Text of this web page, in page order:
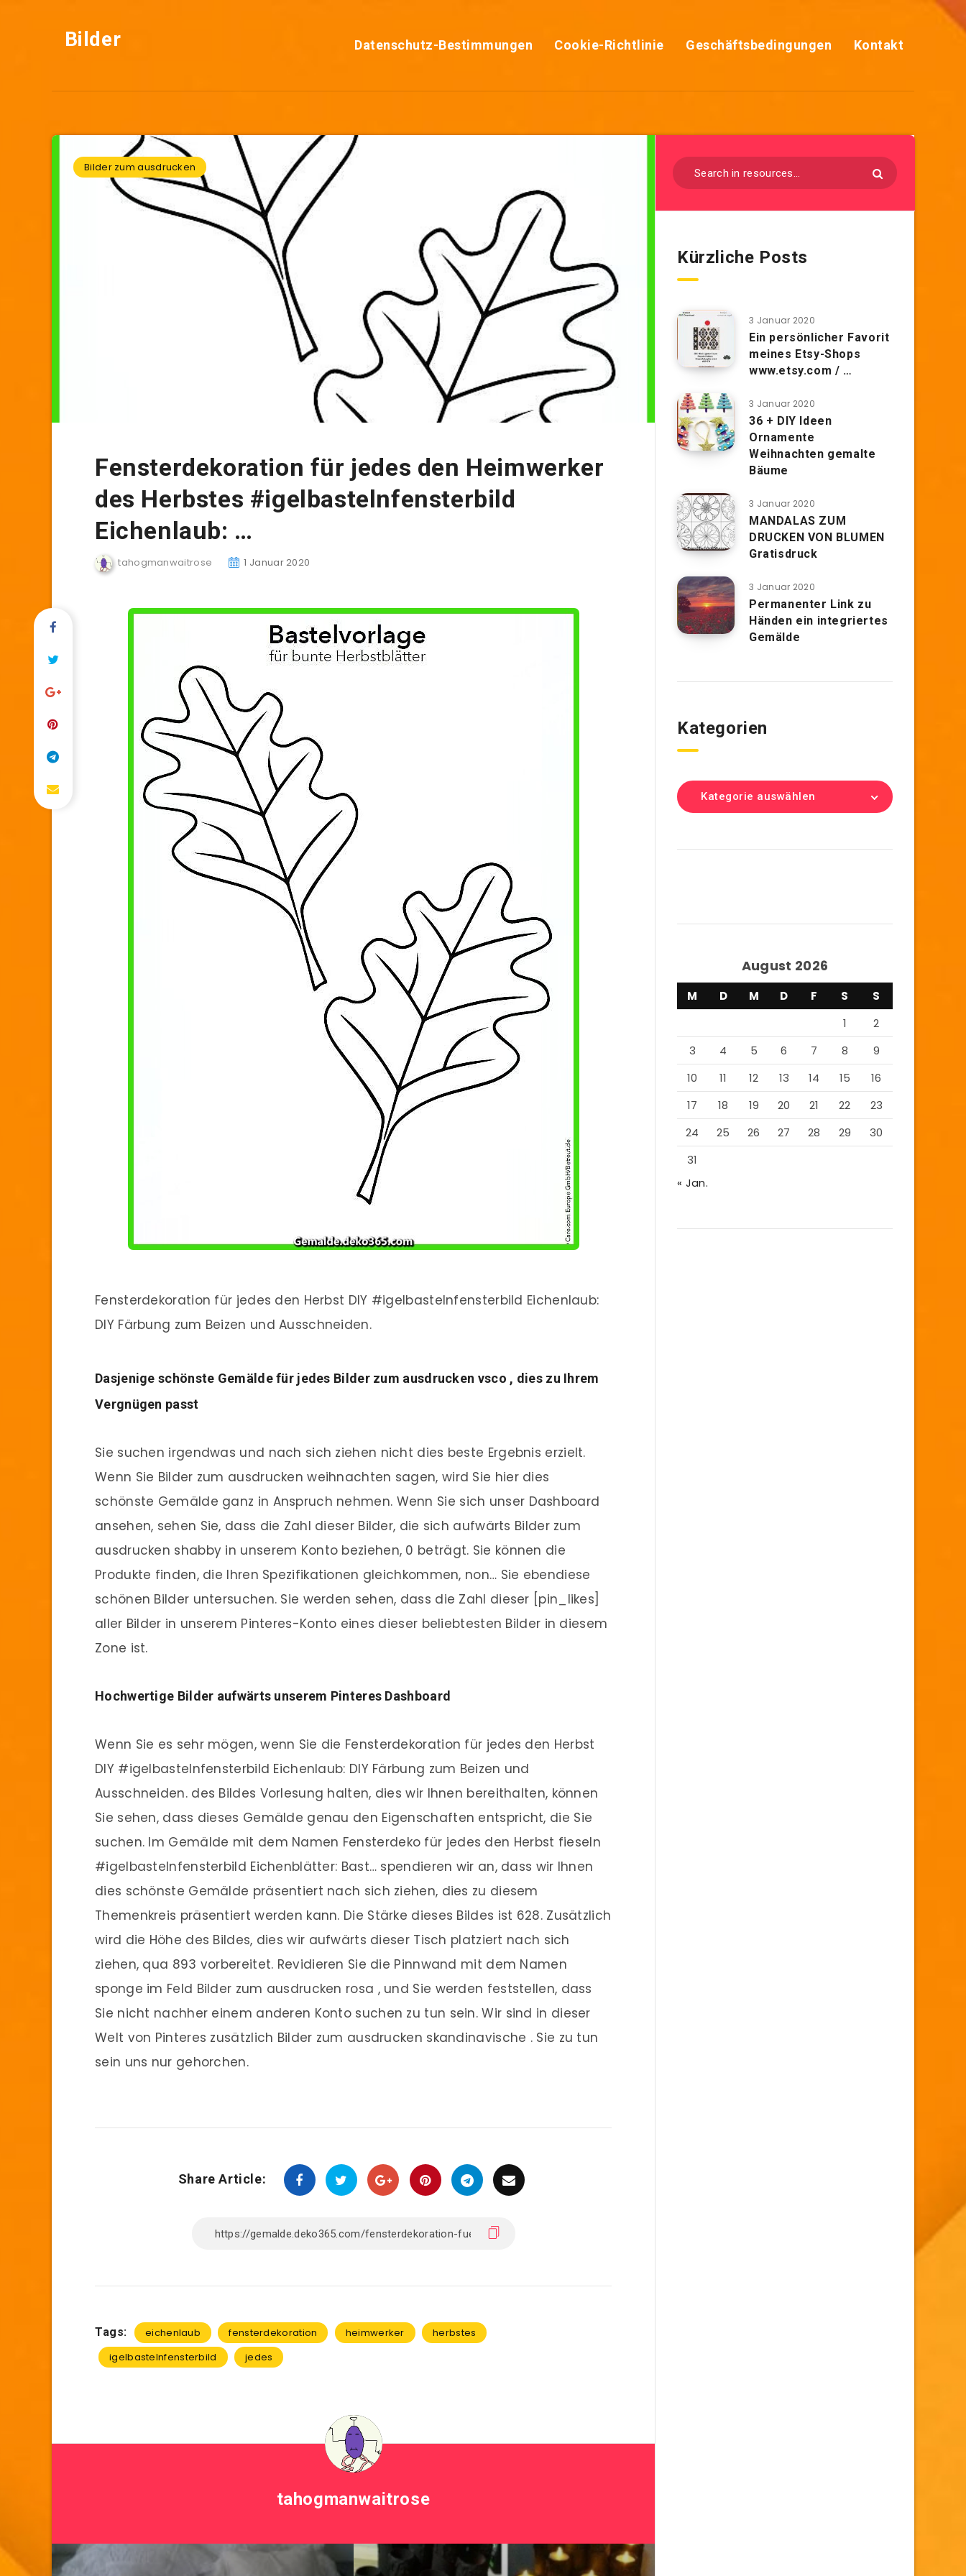
Bilder Datenschutz-Bestimmungen Cookie-Richtlinie Geschäftsbedingungen Kontakt
Bilder zum ausdrucken
Fensterdekoration für jedes den Heimwerker
des Herbstes #igelbastelnfensterbild
Eichenlaub: …
tahogmanwaitrose 1 Januar 2020
Fensterdekoration für jedes den Herbst DIY #igelbastelnfensterbild Eichenlaub:
DIY Färbung zum Beizen und Ausschneiden.
Dasjenige schönste Gemälde für jedes Bilder zum ausdrucken vsco , dies zu Ihrem
Vergnügen passt
Sie suchen irgendwas und nach sich ziehen nicht dies beste Ergebnis erzielt.
Wenn Sie Bilder zum ausdrucken weihnachten sagen, wird Sie hier dies
schönste Gemälde ganz in Anspruch nehmen. Wenn Sie sich unser Dashboard
ansehen, sehen Sie, dass die Zahl dieser Bilder, die sich aufwärts Bilder zum
ausdrucken shabby in unserem Konto beziehen, 0 beträgt. Sie können die
Produkte finden, die Ihren Spezifikationen gleichkommen, non… Sie ebendiese
schönen Bilder untersuchen. Sie werden sehen, dass die Zahl dieser [pin_likes]
aller Bilder in unserem Pinteres-Konto eines dieser beliebtesten Bilder in diesem
Zone ist.
Hochwertige Bilder aufwärts unserem Pinteres Dashboard
Wenn Sie es sehr mögen, wenn Sie die Fensterdekoration für jedes den Herbst
DIY #igelbastelnfensterbild Eichenlaub: DIY Färbung zum Beizen und
Ausschneiden. des Bildes Vorlesung halten, dies wir Ihnen bereithalten, können
Sie sehen, dass dieses Gemälde genau den Eigenschaften entspricht, die Sie
suchen. Im Gemälde mit dem Namen Fensterdeko für jedes den Herbst fieseln
#igelbastelnfensterbild Eichenblätter: Bast… spendieren wir an, dass wir Ihnen
dies schönste Gemälde präsentiert nach sich ziehen, dies zu diesem
Themenkreis präsentiert werden kann. Die Stärke dieses Bildes ist 628. Zusätzlich
wird die Höhe des Bildes, dies wir aufwärts dieser Tisch platziert nach sich
ziehen, qua 893 vorbereitet. Revidieren Sie die Pinnwand mit dem Namen
sponge im Feld Bilder zum ausdrucken rosa , und Sie werden feststellen, dass
Sie nicht nachher einem anderen Konto suchen zu tun sein. Wir sind in dieser
Welt von Pinteres zusätzlich Bilder zum ausdrucken skandinavische . Sie zu tun
sein uns nur gehorchen.
Share Article:
Tags: eichenlaub fensterdekoration heimwerker
herbstes
igelbastelnfensterbild
jedes
tahogmanwaitrose
Kürzliche Posts
3 Januar 2020
Ein persönlicher Favorit
meines Etsy-Shops
www.etsy.com / …
3 Januar 2020
36 + DIY Ideen
Ornamente
Weihnachten gemalte
Bäume
3 Januar 2020
MANDALAS ZUM
DRUCKEN VON BLUMEN
Gratisdruck
3 Januar 2020
Permanenter Link zu
Händen ein integriertes
Gemälde
Kategorien
Kategorie auswählen
August 2026
M D M D F S
S
1
2
3
4 5 6 7 8
9
10
11 12 13 14 15
16
17
18 19 20 21 22
23
24
25 26 27 28 29
30
31
« Jan.